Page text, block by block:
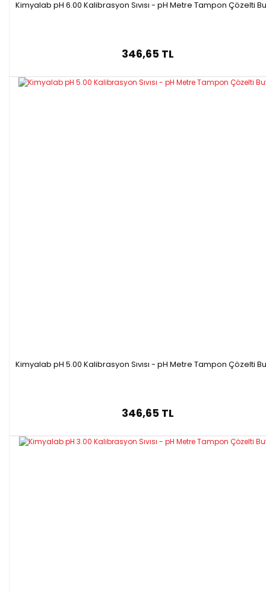
Kimyalab pH 6.00 Kalibrasyon Sıvısı - pH Metre Tampon Çözelti
346,65 TL
Kimyalab pH 5.00 Kalibrasyon Sıvısı - pH Metre Tampon Çözelti
346,65 TL